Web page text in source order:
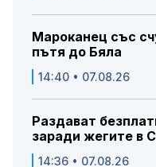
Мароканец със
пътя до Бяла
14:40 • 07.08.26
Раздават
заради жегите в
14:36 • 07.08.26